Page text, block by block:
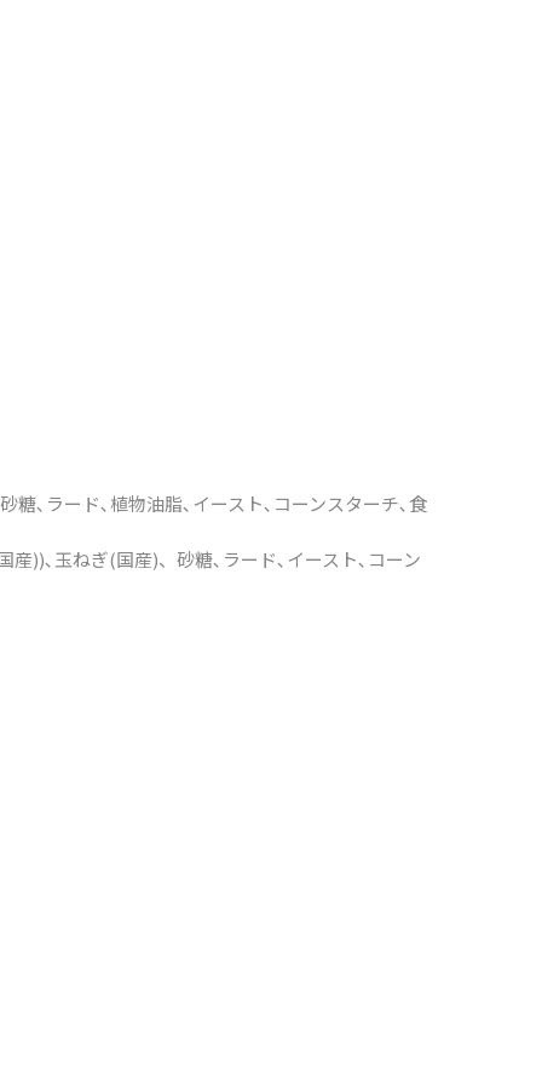
糖､ラード､植物油脂､イースト､コーンスターチ､食
))､玉ねぎ(国産)、砂糖､ラード､イースト､コーン